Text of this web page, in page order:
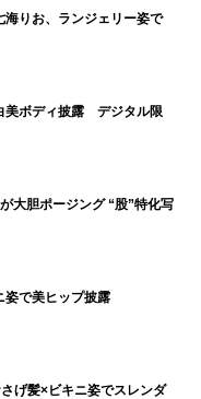
海りお、ランジェリー姿で
美ボディ披露 デジタル限
大胆ポージング “股”特化写
姿で美ヒップ披露
げ髪×ビキニ姿でスレンダ